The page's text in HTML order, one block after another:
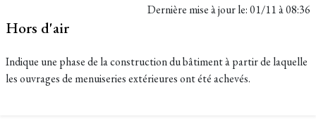
Dernière mise à jour le:01/11 à 08:36
Hors d'air
Indique une phase de la construction du bâtiment à partir de laquelle
les ouvrages de menuiseries extérieures ont été achevés.